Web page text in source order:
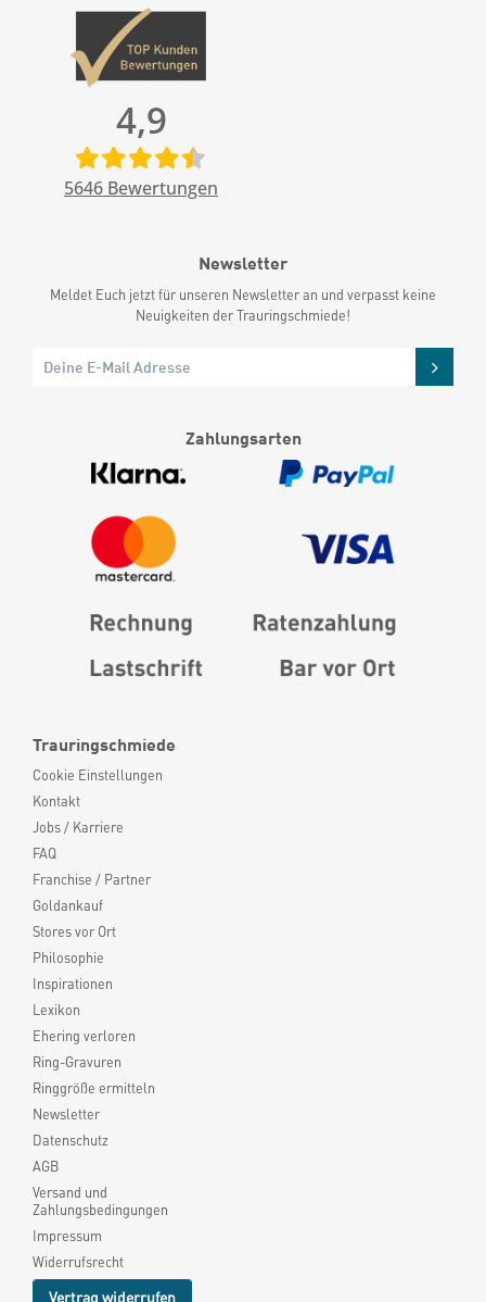
Trauringschmiede
Cookie Einstellungen
Kontakt
Jobs / Karriere
FAQ
Franchise / Partner
Goldankauf
Stores vor Ort
Philosophie
Inspirationen
Lexikon
Ehering verloren
Ring-Gravuren
Ringgröße ermitteln
Newsletter
Datenschutz
AGB
Versand und
Zahlungsbedingungen
Impressum
Widerrufsrecht
Vertrag widerrufen
4,9
5646 Bewertungen
Newsletter
Meldet Euch jetzt für unseren Newsletter an und verpasst keine
Neuigkeiten der Trauringschmiede!
Zahlungsarten